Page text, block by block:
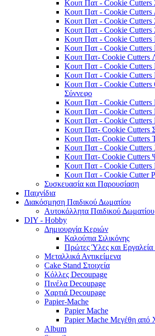
Κουπ Πατ - Cookie
Κουπ Πατ - Cookie Cutters
Κουπ Πατ - Cookie Cutters
Κουπ Πατ - Cookie Cutters
Κουπ Πατ - Cookie Cutters
Κουπ Πατ - Cookie Cutters
Κουπ Πατ- Cookie Cutters
Κουπ Πατ - Cookie
Κουπ Πατ - Cookie Cutters
Κουπ Πατ - Cookie Cutters
Σύννεφο
Κουπ Πατ - Cookie Cutters
Κουπ Πατ - Cookie Cutters
Κουπ Πατ - Cookie Cutters
Κουπ Πατ- Cookie Cutters
Κουπ Πατ- Cookie Cutters
Κουπ Πατ - Cookie Cutters
Κουπ Πατ- Cookie Cutters
Κουπ Πατ - Cookie Cutters
Κουπ Πατ - Cookie Cutter
Συσκευασία και Παρουσίαση
Παιχνίδια
Διακόσμηση Παιδικού Δωματίου
Αυτοκόλλητα Παιδικού Δωματίου
DIY - Hobby
Δημιουργία Κεριών
Καλούπια Σιλικόνης
Πρώτες Ύλες και Εργαλεία
Μεταλλικά Αντικείμενα
Cake Stand Στοιχεία
Κόλλες Decoupage
Πινέλα Decoupage
Χαρτιά Decoupage
Papier-Mache
Papier Mache
Papier Mache Μεγέθη
Album